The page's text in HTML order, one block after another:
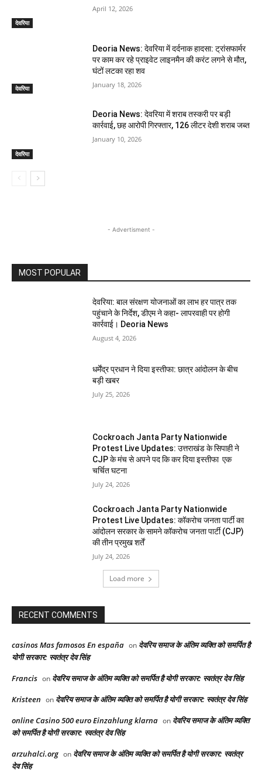
देवरिया
April 12, 2026
देवरिया
Deoria News: देवरिया में दर्दनाक हादसा: ट्रांसफार्मर
पर काम कर रहे प्राइवेट लाइनमैन की करंट लगने से मौत,
घंटों लटका रहा शव
January 18, 2026
देवरिया
Deoria News: देवरिया में शराब तस्करी पर बड़ी
कार्रवाई, छह आरोपी गिरफ्तार, 126 लीटर देशी शराब जब्त
January 10, 2026
- Advertisment -
MOST POPULAR
देवरिया: बाल संरक्षण योजनाओं का लाभ हर पात्र तक
पहुंचाने के निर्देश, डीएम ने कहा- लापरवाही पर होगी
कार्रवाई। Deoria News
August 4, 2026
धर्मेंद्र प्रधान ने दिया इस्तीफा: छात्र आंदोलन के बीच
बड़ी खबर
July 25, 2026
Cockroach Janta Party Nationwide
Protest Live Updates: उत्तराखंड के सिपाही ने
CJP के मंच से अपने पद कि कर दिया इस्तीफा एक
चर्चित घटना
July 24, 2026
Cockroach Janta Party Nationwide
Protest Live Updates: कॉकरोच जनता पार्टी का
आंदोलन सरकार के सामने कॉकरोच जनता पार्टी (CJP)
की तीन प्रमुख शर्तें
July 24, 2026
Load more
RECENT COMMENTS
casinos Mas famosos En españa on देवरिय समाज के अंतिम व्यक्ति को समर्पित है
योगी सरकार: स्वतंत्र देव सिंह
Francis on देवरिय समाज के अंतिम व्यक्ति को समर्पित है योगी सरकार: स्वतंत्र देव सिंह
Kristeen on देवरिय समाज के अंतिम व्यक्ति को समर्पित है योगी सरकार: स्वतंत्र देव सिंह
online Casino 500 euro Einzahlung klarna on देवरिय समाज के अंतिम व्यक्ति
को समर्पित है योगी सरकार: स्वतंत्र देव सिंह
arzuhalci.org on देवरिय समाज के अंतिम व्यक्ति को समर्पित है योगी सरकार: स्वतंत्र
देव सिंह